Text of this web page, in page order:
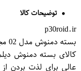
توضیحات کالا
p30roid.ir
بسته دمنوش مدل 02 مجموعه 60 عددی دیلما
عالی برای لذت بردن